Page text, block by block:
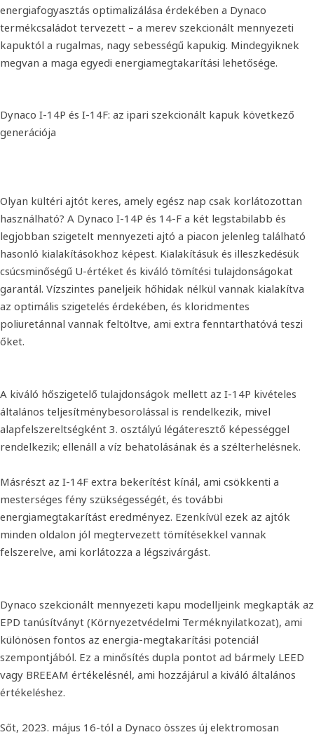
energiafogyasztás optimalizálása érdekében a Dynaco
termékcsaládot tervezett – a merev szekcionált mennyezeti
kapuktól a rugalmas, nagy sebességű kapukig. Mindegyiknek
megvan a maga egyedi energiamegtakarítási lehetősége.
Dynaco I-14P és I-14F: az ipari szekcionált kapuk következő
generációja
Olyan kültéri ajtót keres, amely egész nap csak korlátozottan
használható? A Dynaco I-14P és 14-F a két legstabilabb és
legjobban szigetelt mennyezeti ajtó a piacon jelenleg található
hasonló kialakításokhoz képest. Kialakításuk és illeszkedésük
csúcsminőségű U-értéket és kiváló tömítési tulajdonságokat
garantál. Vízszintes paneljeik hőhidak nélkül vannak kialakítva
az optimális szigetelés érdekében, és kloridmentes
poliuretánnal vannak feltöltve, ami extra fenntarthatóvá teszi
őket.
A kiváló hőszigetelő tulajdonságok mellett az I-14P kivételes
általános teljesítménybesorolással is rendelkezik, mivel
alapfelszereltségként 3. osztályú légáteresztő képességgel
rendelkezik; ellenáll a víz behatolásának és a szélterhelésnek.
Másrészt az I-14F extra bekerítést kínál, ami csökkenti a
mesterséges fény szükségességét, és további
energiamegtakarítást eredményez. Ezenkívül ezek az ajtók
minden oldalon jól megtervezett tömítésekkel vannak
felszerelve, ami korlátozza a légszivárgást.
Dynaco szekcionált mennyezeti kapu modelljeink megkapták az
EPD tanúsítványt (Környezetvédelmi Terméknyilatkozat), ami
különösen fontos az energia-megtakarítási potenciál
szempontjából. Ez a minősítés dupla pontot ad bármely LEED
vagy BREEAM értékelésnél, ami hozzájárul a kiváló általános
értékeléshez.
Sőt, 2023. május 16-tól a Dynaco összes új elektromosan